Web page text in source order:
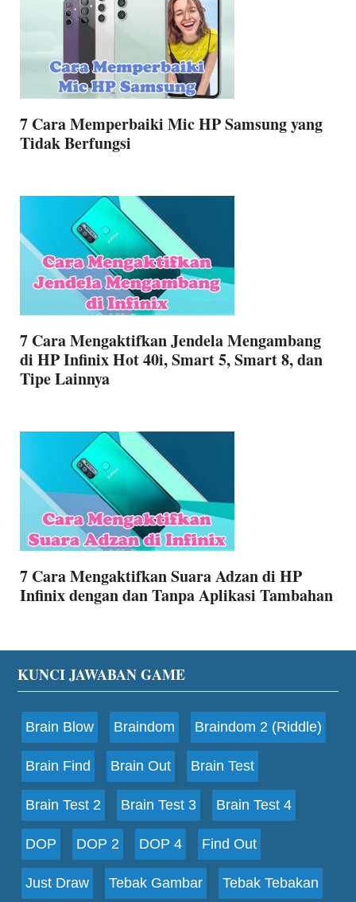
7 Cara Memperbaiki Mic HP Samsung yang
Tidak Berfungsi
7 Cara Mengaktifkan Jendela Mengambang
di HP Infinix Hot 40i, Smart 5, Smart 8, dan
Tipe Lainnya
7 Cara Mengaktifkan Suara Adzan di HP
Infinix dengan dan Tanpa Aplikasi Tambahan
Footer
KUNCI JAWABAN GAME
Brain Blow Braindom Braindom 2 (Riddle)
Brain Find Brain Out Brain Test
Brain Test 2 Brain Test 3 Brain Test 4
DOP DOP 2 DOP 4 Find Out
Just Draw Tebak Gambar Tebak Tebakan